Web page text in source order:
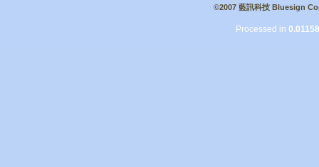
©2007 藍訊科技 Bluesign
Processed in